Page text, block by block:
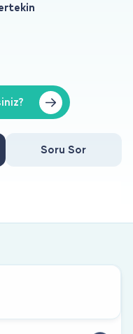
Soru Sor